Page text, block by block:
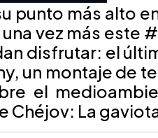
punto más alto
vez más este
disfrutar: el
un montaje de
el
Chéjov: La